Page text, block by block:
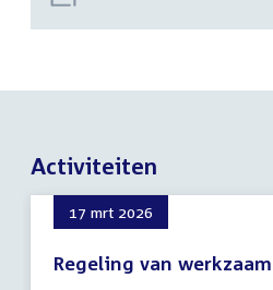
Activiteiten
17 mrt 2026
Regeling van